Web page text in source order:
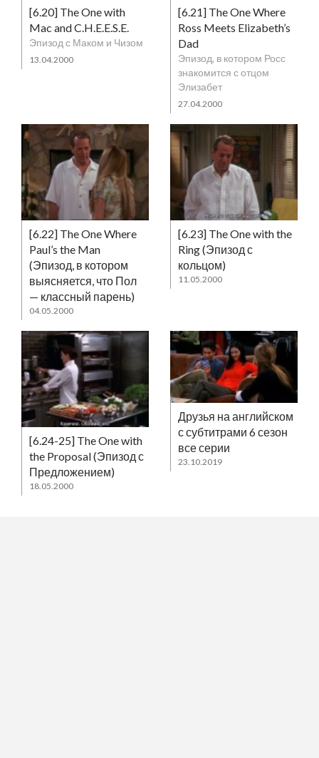
[6.20] The One with
Mac and C.H.E.E.S.E.
Эпизод с Маком и Чизом
13.04.2000
[6.21] The One Where
Ross Meets Elizabeth’s
Dad
Эпизод, в котором Росс
знакомится с отцом
Элизабет
27.04.2000
[6.22] The One Where
Paul’s the Man
(Эпизод, в котором
выясняется, что Пол
— классный парень)
04.05.2000
[6.23] The One with the
Ring (Эпизод с
кольцом)
11.05.2000
[6.24-25] The One with
the Proposal (Эпизод с
Предложением)
18.05.2000
Друзья на английском
с субтитрами 6 сезон
все серии
23.10.2019